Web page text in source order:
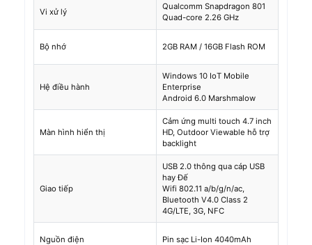
Vi xử lý
Qualcomm Snapdragon 801
Quad-core 2.26 GHz
Bộ nhớ 2GB RAM / 16GB Flash ROM
Hệ điều hành
Windows 10 IoT Mobile
Enterprise
Android 6.0 Marshmalow
Màn hình hiển thị
Cảm ứng multi touch 4.7 inch
HD, Outdoor Viewable hỗ trợ
backlight
Giao tiếp
USB 2.0 thông qua cáp USB
hay Đế
Wifi 802.11 a/b/g/n/ac,
Bluetooth V4.0 Class 2
4G/LTE, 3G, NFC
Nguồn điện Pin sạc Li-Ion 4040mAh